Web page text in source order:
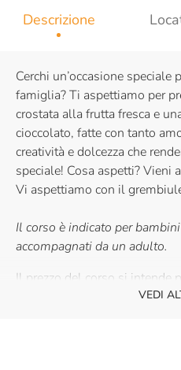
Descrizione
Cerchi un’occasione speciale
famiglia? Ti aspettiamo per
crostata alla frutta fresca e
cioccolato, fatte con tanto
creatività e dolcezza che
speciale! Cosa aspetti? Vieni
Vi aspettiamo con il
Il corso è indicato per
accompagnati da un adulto.
Il prezzo del corso si intende
VEDI